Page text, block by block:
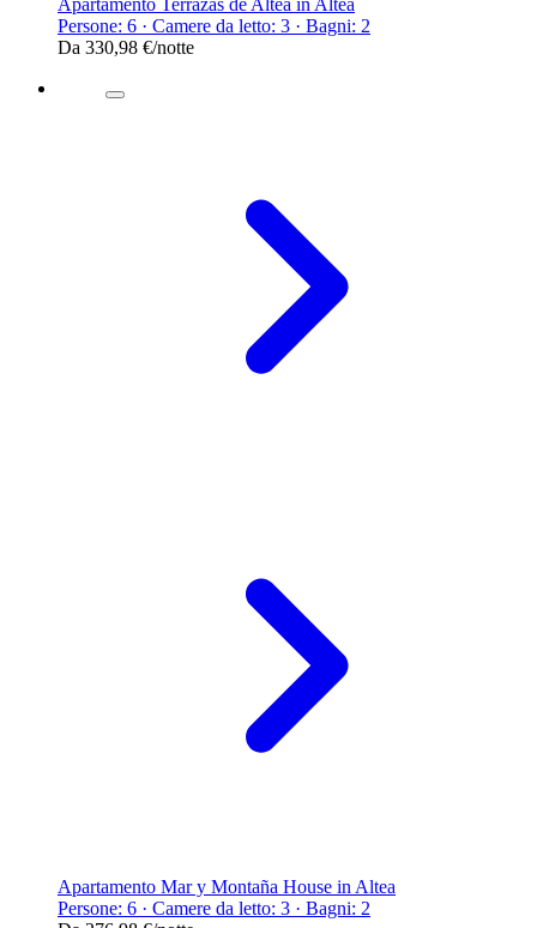
Persone: 6 · Camere da letto: 3 · Bagni: 2
Da 330,98 €/notte
Apartamento Mar y Montaña House in Altea
Persone: 6 · Camere da letto: 3 · Bagni: 2